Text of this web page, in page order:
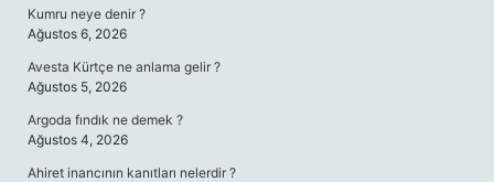
Kumru neye denir ?
Ağustos 6, 2026
Avesta Kürtçe ne anlama gelir ?
Ağustos 5, 2026
Argoda fındık ne demek ?
Ağustos 4, 2026
Ahiret inancının kanıtları nelerdir ?